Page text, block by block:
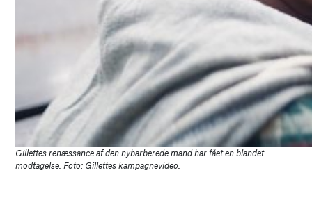
Gillettes renæssance af den nybarberede mand har fået en blandet
modtagelse. Foto: Gillettes kampagnevideo.